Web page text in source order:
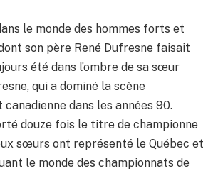
le monde des hommes forts et
son père René Dufresne faisait
été dans l’ombre de sa sœur
qui a dominé la scène
dans les années 90.
douze fois le titre de championne
sœurs ont représenté le Québec et
le monde des championnats de